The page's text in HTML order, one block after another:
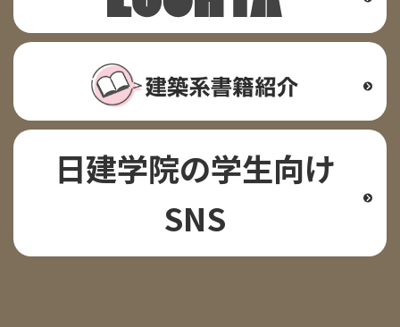
日建学院の学生向け
SNS